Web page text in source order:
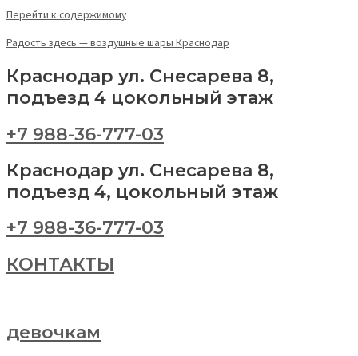
Перейти к содержимому
Радость здесь — воздушные шары Краснодар
Краснодар ул. Снесарева 8,
подъезд 4 цокольный этаж
+7 988-36-777-03
Краснодар ул. Снесарева 8,
подъезд 4, цокольный этаж
+7 988-36-777-03
КОНТАКТЫ
девочкам